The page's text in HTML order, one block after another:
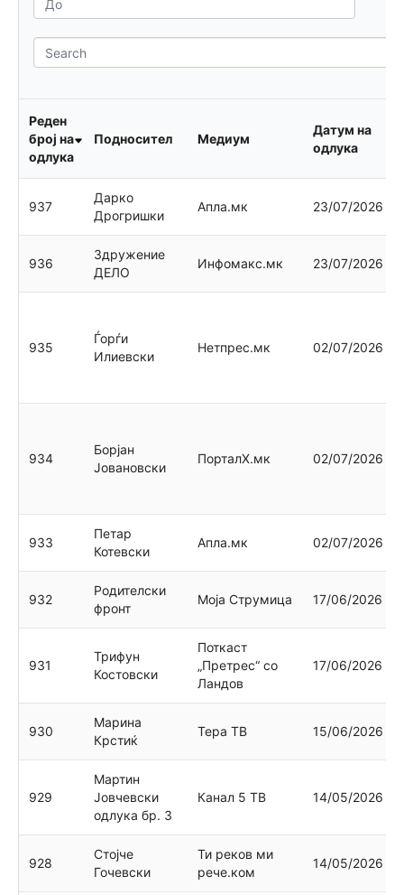
е
л
т
о
д
о
д
S
e
c
h
Реден
број на
одлука
Подносител Медиум
Датум на
одлука
937
Дарко
Дрогришки
Апла.мк 23/07/2026
936
Здружение
ДЕЛО
Инфомакс.мк 23/07/2026
935
Ѓорѓи
Илиевски
Нетпрес.мк 02/07/2026
934
Борјан
Јовановски
ПорталХ.мк 02/07/2026
933
Петар
Котевски
Апла.мк 02/07/2026
932
Родителски
фронт
Моја Струмица 17/06/2026
931
Трифун
Костовски
Поткаст
„Претрес“ со
Ландов
17/06/2026
930
Марина
Крстиќ
Тера ТВ 15/06/2026
929
Мартин
Јовчевски
одлука бр. 3
Канал 5 ТВ 14/05/2026
928
Стојче
Гочевски
Ти реков ми
рече.ком
14/05/2026